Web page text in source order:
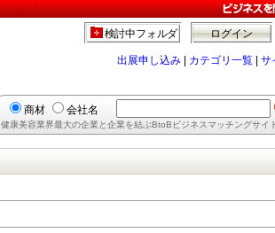
ログイン
検討中フォルダ
出展申し込み カテゴリ一覧 サ
商材 会社名
健康美容業界最大の企業と企業を結ぶBtoBビジネスマッチングサイ